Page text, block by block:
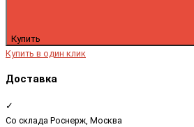
Купить
Купить в один клик
Доставка
✓
Со склада Роснерж, Москва